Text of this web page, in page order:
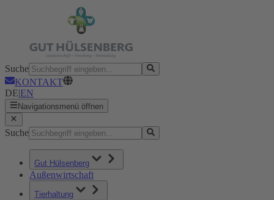
Suche
KONTAKT
DE|EN
Navigationsmenü öffnen
Suche
Gut Hülsenberg
Außenwirtschaft
Tierhaltung